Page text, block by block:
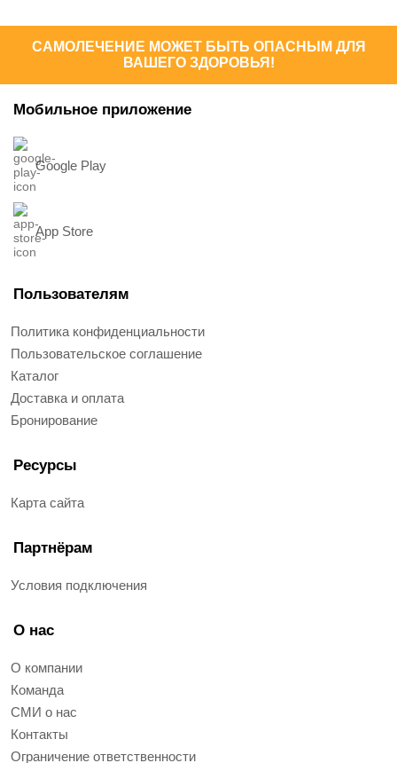
САМОЛЕЧЕНИЕ МОЖЕТ БЫТЬ ОПАСНЫМ ДЛЯ
ВАШЕГО ЗДОРОВЬЯ!
Мобильное приложение
Google Play
App Store
Пользователям
Политика конфиденциальности
Пользовательское соглашение
Каталог
Доставка и оплата
Бронирование
Ресурсы
Карта сайта
Партнёрам
Условия подключения
О нас
О компании
Команда
СМИ о нас
Контакты
Ограничение ответственности